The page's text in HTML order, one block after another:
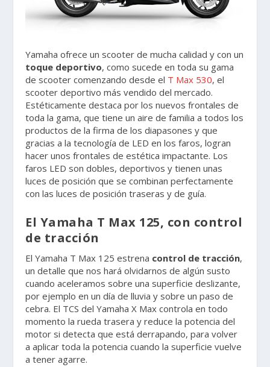
Yamaha ofrece un scooter de mucha calidad y con un
toque deportivo, como sucede en toda su gama
de scooter comenzando desde el T Max 530, el
scooter deportivo más vendido del mercado.
Estéticamente destaca por los nuevos frontales de
toda la gama, que tiene un aire de familia a todos los
productos de la firma de los diapasones y que
gracias a la tecnología de LED en los faros, logran
hacer unos frontales de estética impactante. Los
faros LED son dobles, deportivos y tienen unas
luces de posición que se combinan perfectamente
con las luces de posición traseras y de guía.
El Yamaha T Max 125, con control
de tracción
El Yamaha T Max 125 estrena control de tracción,
un detalle que nos hará olvidarnos de algún susto
cuando aceleramos sobre una superficie deslizante,
por ejemplo en un día de lluvia y sobre un paso de
cebra. El TCS del Yamaha X Max controla en todo
momento la rueda trasera y reduce la potencia del
motor si detecta que está derrapando, para volver
a aplicar toda la potencia cuando la superficie vuelve
a tener agarre.